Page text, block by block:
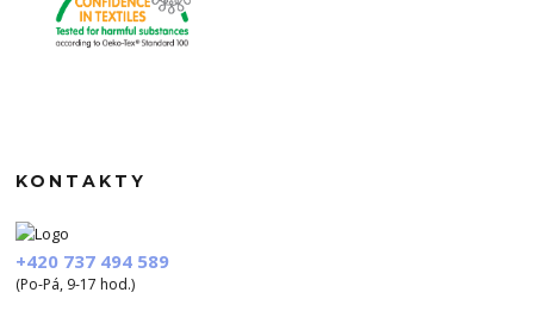
KONTAKTY
+420 737 494 589
(Po-Pá, 9-17 hod.)